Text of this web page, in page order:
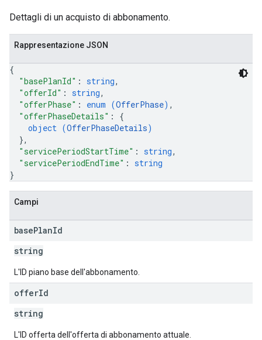
Dettagli di un acquisto di abbonamento.
Rappresentazione JSON
{
"basePlanId" : string,
"offerId" : string,
"offerPhase" : enum (OfferPhase) ,
"offerPhaseDetails" : {
object (OfferPhaseDetails)
},
"servicePeriodStartTime" : string,
"servicePeriodEndTime" : string
}
Campi
basePlanId
string
L'ID piano base dell'abbonamento.
offerId
string
L'ID offerta dell'offerta di abbonamento attuale.